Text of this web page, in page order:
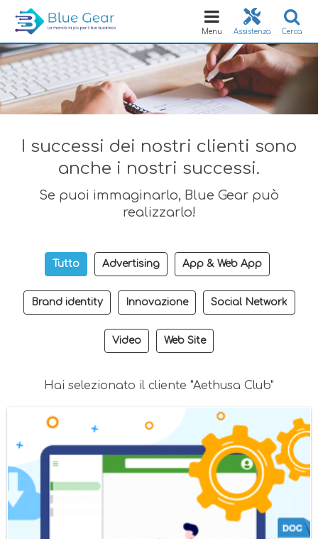
Cerca
Assistenza
Toggle
navigation
Menu
I successi dei nostri clienti sono
anche i nostri successi.
Se puoi immaginarlo, Blue Gear può
realizzarlo!
Tutto Advertising App & Web App
Brand identity Innovazione Social Network
Video Web Site
Hai selezionato il cliente "Aethusa Club"